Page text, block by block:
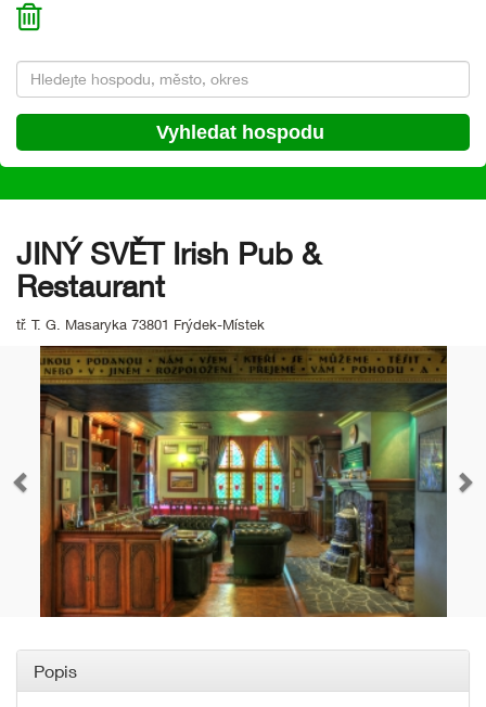
JINÝ SVĚT Irish Pub &
Restaurant
tř. T. G. Masaryka 73801 Frýdek-Místek
Předchozí
Popis